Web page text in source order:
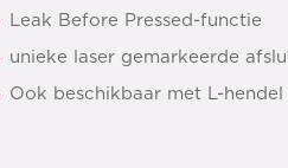
Leak Before Pressed-functie
unieke laser gemarkeerde
Ook beschikbaar met L-